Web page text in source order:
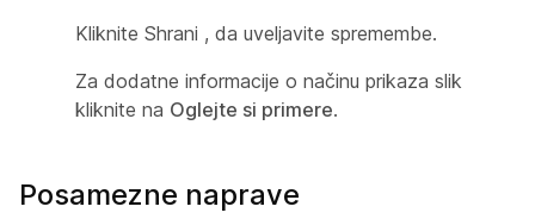
Kliknite Shrani , da uveljavite spremembe.
Za dodatne informacije o načinu prikaza slik
kliknite na Oglejte si primere.
Posamezne naprave